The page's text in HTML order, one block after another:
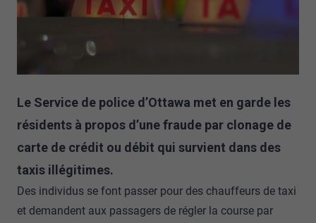
Le Service de police d’Ottawa met en garde les
résidents à propos d’une fraude par clonage de
carte de crédit ou débit qui survient dans des
taxis illégitimes.
Des individus se font passer pour des chauffeurs de taxi
et demandent aux passagers de régler la course par